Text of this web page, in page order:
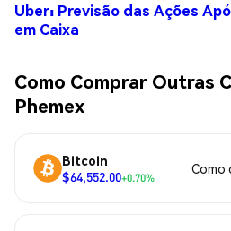
Uber: Previsão das Ações
em Caixa
Como Comprar Outras
Phemex
Bitcoin
$64,552.00+0.70%
Como